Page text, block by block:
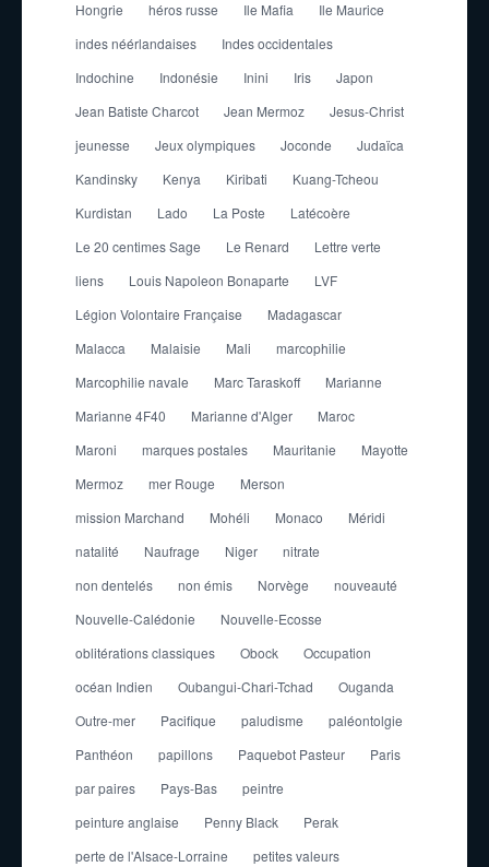
Hongrie héros russe Ile Mafia
Ile Maurice
indes néérlandaises
Indes occidentales
Indochine
Indonésie Inini Iris
Japon
Jean Batiste Charcot
Jean Mermoz
Jesus-Christ
jeunesse
Jeux olympiques Joconde
Judaïca
Kandinsky
Kenya Kiribati
Kuang-Tcheou
Kurdistan
Lado La Poste
Latécoère
Le 20 centimes Sage
Le Renard
Lettre verte
liens
Louis Napoleon Bonaparte
LVF
Légion Volontaire Française
Madagascar
Malacca
Malaisie Mali
marcophilie
Marcophilie navale
Marc Taraskoff
Marianne
Marianne 4F40
Marianne d'Alger
Maroc
Maroni
marques postales Mauritanie
Mayotte
Mermoz
mer Rouge
Merson
mission Marchand
Mohéli Monaco
Méridi
natalité
Naufrage Niger
nitrate
non dentelés
non émis Norvège
nouveauté
Nouvelle-Calédonie
Nouvelle-Ecosse
oblitérations classiques
Obock
Occupation
océan Indien
Oubangui-Chari-Tchad
Ouganda
Outre-mer
Pacifique paludisme
paléontolgie
Panthéon
papillons Paquebot Pasteur
Paris
par paires
Pays-Bas
peintre
peinture anglaise
Penny Black
Perak
perte de l'Alsace-Lorraine
petites valeurs